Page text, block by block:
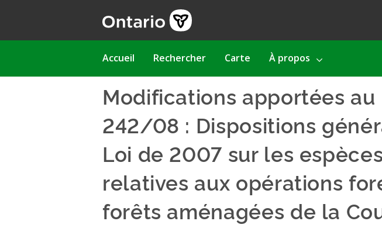
Main
Accueil Rechercher Carte À propos
Modifications apportées
242/08 : Dispositions
Loi de 2007 sur les
relatives aux opérations
forêts aménagées de la